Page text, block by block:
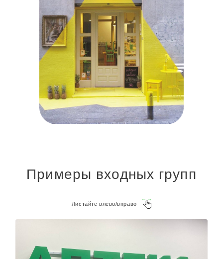
Примеры входных групп
Листайте влево/вправо